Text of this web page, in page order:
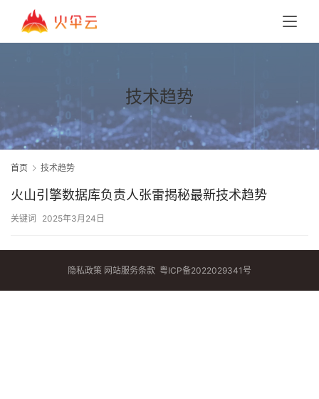
技术趋势
首页 技术趋势
火山引擎数据库负责人张雷揭秘最新技术趋势
关键词 2025年3月24日
隐私政策 网站服务条款 粤ICP备2022029341号